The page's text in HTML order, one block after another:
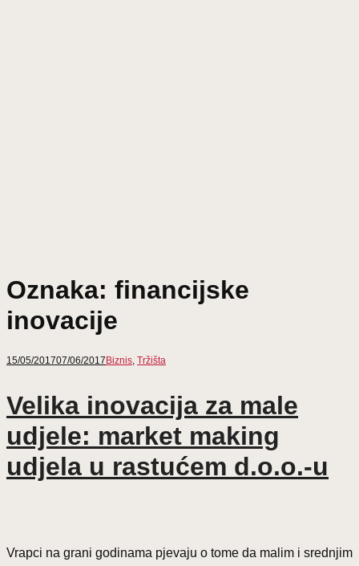
Oznaka: financijske
inovacije
15/05/201707/06/2017 Biznis, Tržišta
Velika inovacija za male
udjele: market making
udjela u rastućem d.o.o.-u
Vrapci na grani godinama pjevaju o tome da malim i srednjim